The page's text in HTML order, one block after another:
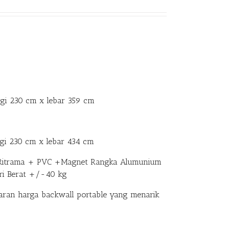
230 cm x lebar 359 cm
230 cm x lebar 434 cm
+ PVC +Magnet Rangka Alumunium
Berat +/-40 kg
harga backwall portable yang menarik